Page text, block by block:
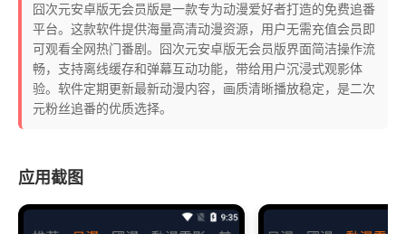
囧次元安卓版无会员版是一款专为动漫爱好者打造的免费追番
平台。这款软件提供海量高清动漫资源，用户无需充值会员即
可观看全网热门番剧。囧次元安卓版无会员版界面简洁操作流
畅，支持离线缓存和弹幕互动功能，带给用户沉浸式观影体
验。软件定期更新最新动漫内容，画质清晰播放稳定，是二次
元粉丝追番的优质选择。
应用截图